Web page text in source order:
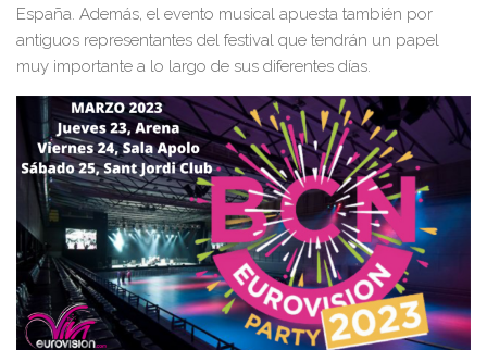
España. Además, el evento musical apuesta también por
antiguos representantes del festival que tendrán un papel
muy importante a lo largo de sus diferentes días.